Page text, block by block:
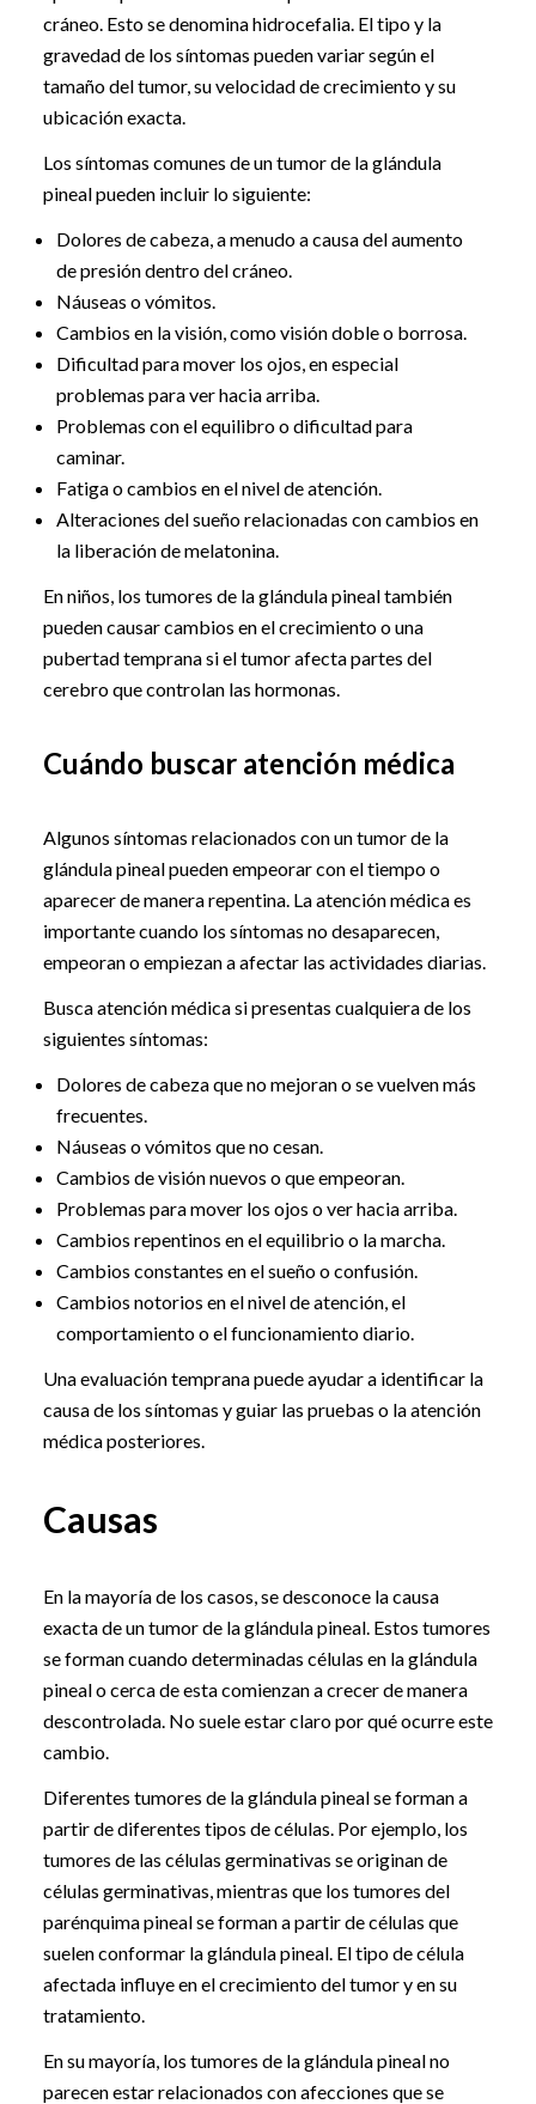
cráneo. Esto se denomina hidrocefalia. El tipo y la
gravedad de los síntomas pueden variar según el
tamaño del tumor, su velocidad de crecimiento y su
ubicación exacta.
Los síntomas comunes de un tumor de la glándula
pineal pueden incluir lo siguiente:
Dolores de cabeza, a menudo a causa del aumento
de presión dentro del cráneo.
Náuseas o vómitos.
Cambios en la visión, como visión doble o borrosa.
Dificultad para mover los ojos, en especial
problemas para ver hacia arriba.
Problemas con el equilibro o dificultad para
caminar.
Fatiga o cambios en el nivel de atención.
Alteraciones del sueño relacionadas con cambios en
la liberación de melatonina.
En niños, los tumores de la glándula pineal también
pueden causar cambios en el crecimiento o una
pubertad temprana si el tumor afecta partes del
cerebro que controlan las hormonas.
Cuándo buscar atención médica
Algunos síntomas relacionados con un tumor de la
glándula pineal pueden empeorar con el tiempo o
aparecer de manera repentina. La atención médica es
importante cuando los síntomas no desaparecen,
empeoran o empiezan a afectar las actividades diarias.
Busca atención médica si presentas cualquiera de los
siguientes síntomas:
Dolores de cabeza que no mejoran o se vuelven más
frecuentes.
Náuseas o vómitos que no cesan.
Cambios de visión nuevos o que empeoran.
Problemas para mover los ojos o ver hacia arriba.
Cambios repentinos en el equilibrio o la marcha.
Cambios constantes en el sueño o confusión.
Cambios notorios en el nivel de atención, el
comportamiento o el funcionamiento diario.
Una evaluación temprana puede ayudar a identificar la
causa de los síntomas y guiar las pruebas o la atención
médica posteriores.
Causas
En la mayoría de los casos, se desconoce la causa
exacta de un tumor de la glándula pineal. Estos tumores
se forman cuando determinadas células en la glándula
pineal o cerca de esta comienzan a crecer de manera
descontrolada. No suele estar claro por qué ocurre este
cambio.
Diferentes tumores de la glándula pineal se forman a
partir de diferentes tipos de células. Por ejemplo, los
tumores de las células germinativas se originan de
células germinativas, mientras que los tumores del
parénquima pineal se forman a partir de células que
suelen conformar la glándula pineal. El tipo de célula
afectada influye en el crecimiento del tumor y en su
tratamiento.
En su mayoría, los tumores de la glándula pineal no
parecen estar relacionados con afecciones que se